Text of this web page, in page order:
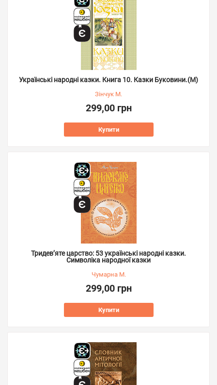
Українські народні казки. Книга 10. Казки Буковини.(М)
Зінчук М.
299,00 грн
Купити
Тридев’яте царство: 53 українські народні казки.
Символіка народної казки
Чумарна М.
299,00 грн
Купити